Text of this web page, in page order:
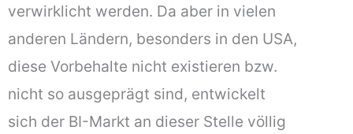
verwirklicht werden. Da aber in vielen
anderen Ländern, besonders in den USA,
diese Vorbehalte nicht existieren bzw.
nicht so ausgeprägt sind, entwickelt
sich der BI-Markt an dieser Stelle völlig